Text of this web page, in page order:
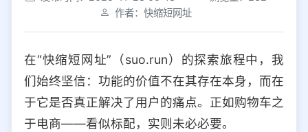
社交平台 电商平台
选择防红平台类型，避免链接被拦截
iOS Android PC 其他
选择允许访问的平台类型
作者：快缩短网址
在“快缩短网址”（suo.run）的探索旅程中，我
们始终坚信：功能的价值不在其存在本身，而在
于它是否真正解决了用户的痛点。正如购物车之
于电商——看似标配，实则未必必要。